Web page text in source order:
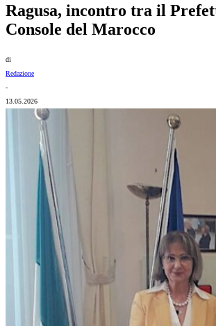
Ragusa, incontro tra il
Console del Marocco
di
Redazione
-
13.05.2026